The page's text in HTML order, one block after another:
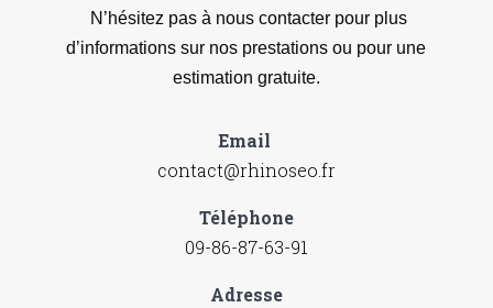
N’hésitez pas à nous contacter pour plus
d’informations sur nos prestations ou pour une
estimation gratuite.
Email
contact@rhinoseo.fr
Téléphone
09-86-87-63-91
Adresse